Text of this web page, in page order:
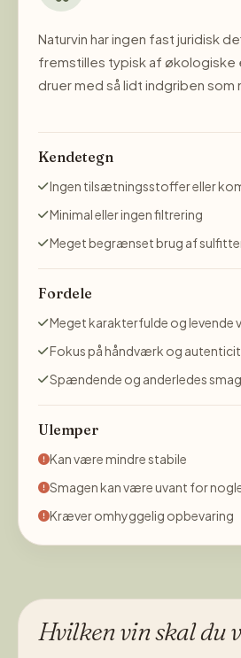
Naturvin har ingen fast juridisk
fremstilles typisk af økologiske
druer med så lidt indgriben som
Kendetegn
Ingen tilsætningsstoffer eller
Minimal eller ingen filtrering
Meget begrænset brug af
Fordele
Meget karakterfulde og levende
Fokus på håndværk og
Spændende og anderledes
Ulemper
Kan være mindre stabile
Smagen kan være uvant for
Kræver omhyggelig opbevaring
Hvilken vin skal du